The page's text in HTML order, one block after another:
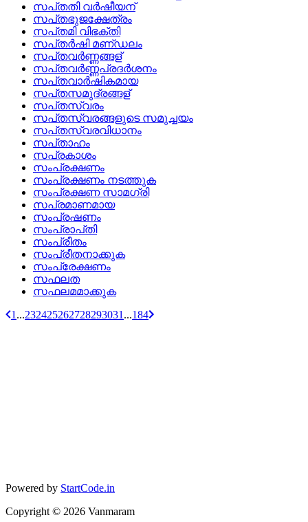
സപ്‌തതി വര്‍ഷീയന്
സപ്‌തഭുജക്ഷേത്രം
സപ്‌തമി വിഭക്തി
സപ്‌തര്‍ഷി മണ്‌ഡലം
സപ്‌തവര്‍ണ്ണങ്ങള്
സപ്‌തവര്‍ണ്ണപ്രദര്‍ശനം
സപ്‌തവാര്‍ഷികമായ
സപ്‌തസമുദ്രങ്ങള്
സപ്‌തസ്വരം
സപ്‌തസ്വരങ്ങളുടെ സമുച്ചയം
സപ്‌തസ്വരവിധാനം
സപ്‌താഹം
സപ്രകാശം
സംപ്രക്ഷണം
സംപ്രക്ഷണം നടത്തുക
സംപ്രക്ഷണ സാമഗ്രി
സപ്രമാണമായ
സംപ്രഷണം
സംപ്രാപ്‌തി
സംപ്രീതം
സംപ്രീതനാക്കുക
സംപ്രേക്ഷണം
സഫലത
സഫലമമാക്കുക
1 ...232425262728293031 ...184
Powered by StartCode.in
Copyright © 2026 Vanmaram